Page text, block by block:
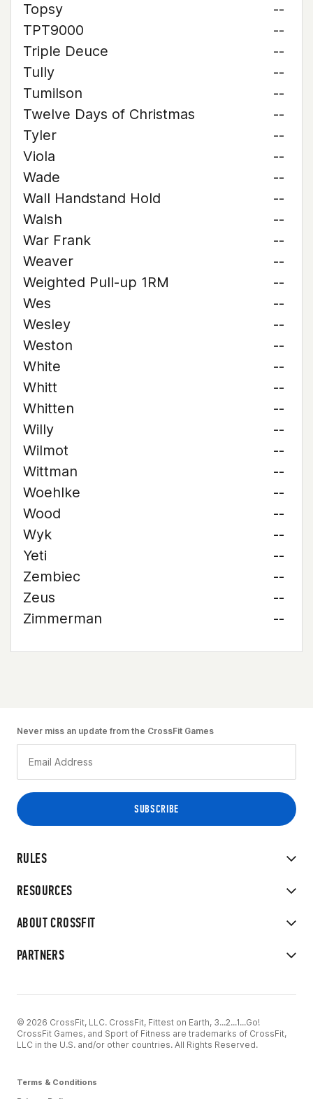
Topsy
--
TPT9000
--
Triple Deuce
--
Tully
--
Tumilson
--
Twelve Days of Christmas
--
Tyler
--
Viola
--
Wade
--
Wall Handstand Hold
--
Walsh
--
War Frank
--
Weaver
--
Weighted Pull-up 1RM
--
Wes
--
Wesley
--
Weston
--
White
--
Whitt
--
Whitten
--
Willy
--
Wilmot
--
Wittman
--
Woehlke
--
Wood
--
Wyk
--
Yeti
--
Zembiec
--
Zeus
--
Zimmerman
--
RULES
RESOURCES
ABOUT CROSSFIT
PARTNERS
Never miss an update from the CrossFit Games
© 2026 CrossFit, LLC. CrossFit, Fittest on Earth, 3...2...1...Go!
CrossFit Games, and Sport of Fitness are trademarks of CrossFit,
LLC in the U.S. and/or other countries. All Rights Reserved.
Terms & Conditions